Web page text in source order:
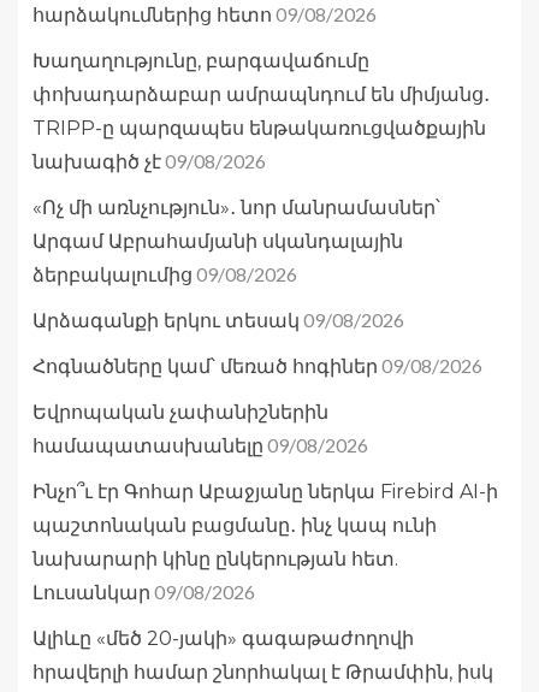
հարձակումներից հետո 09/08/2026
Խաղաղությունը, բարգավաճումը
փոխադարձաբար ամրապնդում են միմյանց․
TRIPP-ը պարզապես ենթակառուցվածքային
նախագիծ չէ09/08/2026
«Ոչ մի առնչություն»․ նոր մանրամասներ՝
Արգամ Աբրահամյանի սկանդալային
ձերբակալումից 09/08/2026
Արձագանքի երկու տեսակ 09/08/2026
Հոգնածները կամ՝ մեռած հոգիներ 09/08/2026
Եվրոպական չափանիշներին
համապատասխանելը 09/08/2026
Ինչո՞ւ էր Գոհար Աբաջյանը ներկա Firebird AI-ի
պաշտոնական բացմանը․ ինչ կապ ունի
նախարարի կինը ընկերության հետ.
Լուսանկար 09/08/2026
Ալիևը «մեծ 20-յակի» գագաթաժողովի
հրավերլի համար շնորհակալ է Թրամփին, իսկ